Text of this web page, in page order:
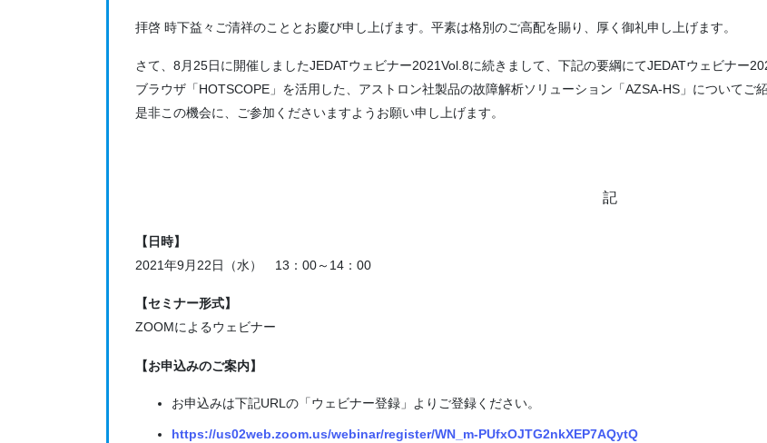
拝啓 時下益々ご清祥のこととお慶び申し上げます。平素は格別のご高配を賜り、厚く御礼申し上げます。
さて、8月25日に開催しましたJEDATウェビナー2021Vol.8に続きまして、下記の要綱にてJEDATウェビナー
ブラウザ「HOTSCOPE」を活用した、アストロン社製品の故障解析ソリューション「AZSA-HS」についてご紹
是非この機会に、ご参加くださいますようお願い申し上げます。
記
【日時】
2021年9月22日（水） 13：00～14：00
【セミナー形式】
ZOOMによるウェビナー
【お申込みのご案内】
お申込みは下記URLの「ウェビナー登録」よりご登録ください。
https://us02web.zoom.us/webinar/register/WN_m-PUfxOJTG2nkXEP7AQytQ